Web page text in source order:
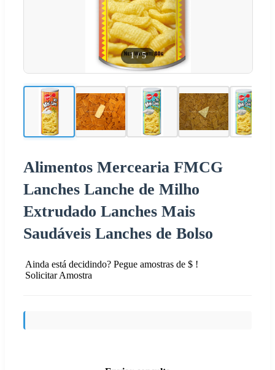
1/5
Alimentos Mercearia FMCG
Lanches Lanche de Milho
Extrudado Lanches Mais
Saudáveis Lanches de Bolso
Ainda está decidindo? Pegue amostras de $ !
Solicitar Amostra